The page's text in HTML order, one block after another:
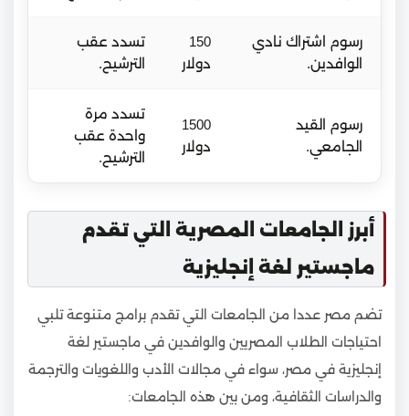
رسوم اشتراك نادي
الوافدين.
150
دولار
تسدد عقب
الترشيح.
رسوم القيد
الجامعي.
1500
دولار
تسدد مرة
واحدة عقب
الترشيح.
أبرز الجامعات المصرية التي تقدم
ماجستير لغة إنجليزية
تضم مصر عددا من الجامعات التي تقدم برامج متنوعة تلبي
احتياجات الطلاب المصريين والوافدين في ماجستير لغة
إنجليزية في مصر، سواء في مجالات الأدب واللغويات والترجمة
والدراسات الثقافية، ومن بين هذه الجامعات: